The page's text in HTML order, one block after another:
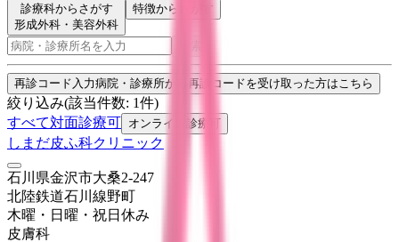
診療科からさがす
形成外科・美容外科
特徴からさがす
再診コード入力病院・診療所から再診コードを受け取った方はこちら
絞り込み(該当件数: 1件)
すべて対面診療可 オンライン診療可
しまだ皮ふ科クリニック
石川県金沢市大桑2-247
北陸鉄道石川線野町
木曜・日曜・祝日 休み
皮膚科